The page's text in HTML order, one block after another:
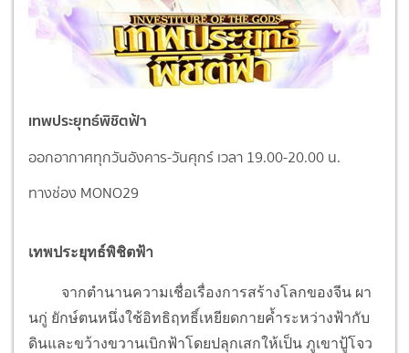
เทพประยุทธ์พิชิตฟ้า
ออกอากาศทุกวันอังคาร-วันศุกร์ เวลา 19.00-20.00 น.
ทางช่อง MONO29
เทพประยุทธ์พิชิตฟ้า
จากตำนานความเชื่อเรื่องการสร้างโลกของจีน ผา
นกู่ ยักษ์ตนหนึ่งใช้อิทธิฤทธิ์เหยียดกายค้ำระหว่างฟ้ากับ
ดินและขว้างขวานเบิกฟ้าโดยปลุกเสกให้เป็น ภูเขาปู้โจว